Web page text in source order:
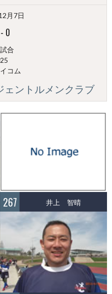
月7日
- 0
合
コム
ェントルメンクラブ
267 井上 智晴